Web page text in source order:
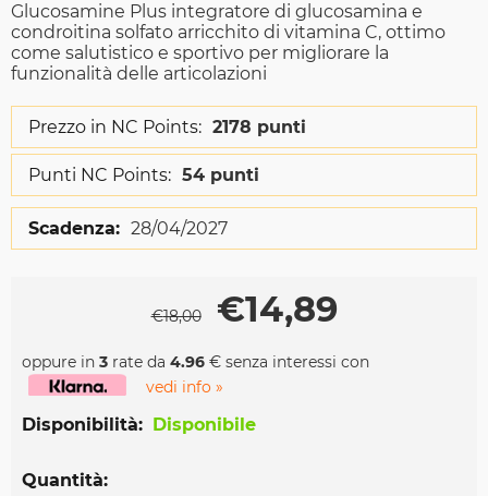
Glucosamine Plus integratore di glucosamina e
condroitina solfato arricchito di vitamina C, ottimo
come salutistico e sportivo per migliorare la
funzionalità delle articolazioni
Prezzo in NC Points: 2178 punti
Punti NC Points: 54 punti
Scadenza: 28/04/2027
€18,00 €14,89
oppure in 3 rate da 4.96 € senza interessi con
vedi info »
Disponibilità: Disponibile
Quantità: